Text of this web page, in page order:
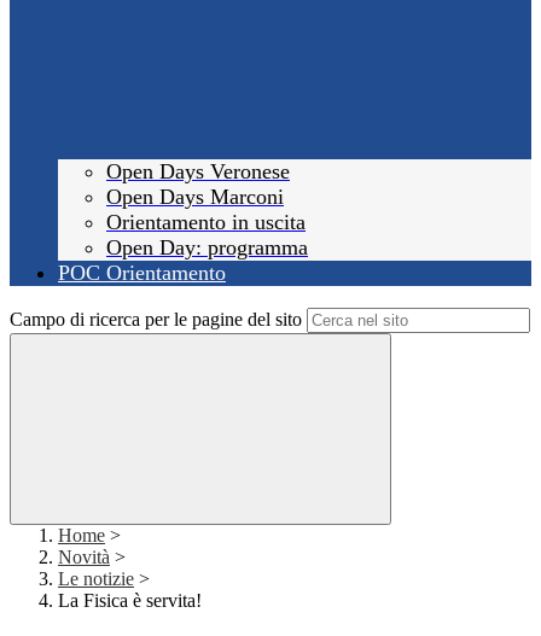
Open Days Veronese
Open Days Marconi
Orientamento in uscita
Open Day: programma
POC Orientamento
Campo di ricerca per le pagine del sito
Home >
Novità >
Le notizie >
La Fisica è servita!